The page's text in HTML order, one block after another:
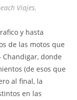
Viajes.
y hasta
de las motos que
donde
(de esos que
al final, la
en las